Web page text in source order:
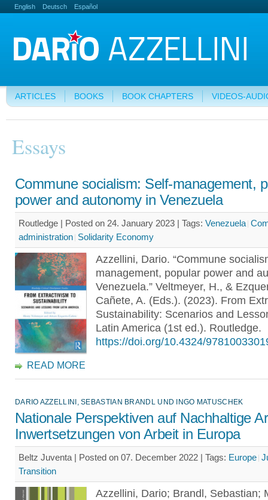
English Deutsch Español
ARTICLES BOOKS BOOK CHAPTERS VIDEOS-
Essays
Commune socialism: Self-management,
power and autonomy in Venezuela
Routledge | Posted on 24. January 2023 | Tags: Venezuela
administration Solidarity Economy
Azzellini, Dario. “Commune
management, popular power and
Venezuela.” Veltmeyer, H., &
Cañete, A. (Eds.). (2023). From
Sustainability: Scenarios and
Latin America (1st ed.). Routledge.
https://doi.org/10.4324/
READ MORE
DARIO AZZELLINI, SEBASTIAN BRANDL UND INGO MATUSCHEK
Nationale Perspektiven auf Nachhaltige
Inwertsetzungen von Arbeit in Europa
Beltz Juventa | Posted on 07. December 2022 | Tags: Europe
Transition
Azzellini, Dario; Brandl, Sebastian;